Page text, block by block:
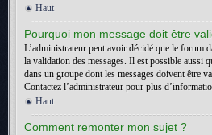
Haut
Pourquoi mon message doit être
L’administrateur peut avoir décidé que le forum
la validation des messages. Il est possible aussi
dans un groupe dont les messages doivent être
Contactez l’administrateur pour plus
Haut
Comment remonter mon sujet ?